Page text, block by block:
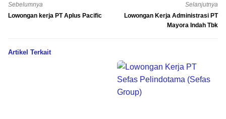
Sebelumnya
Lowongan kerja PT Aplus Pacific
Selanjutnya
Lowongan Kerja Administrasi PT
Mayora Indah Tbk
Artikel Terkait